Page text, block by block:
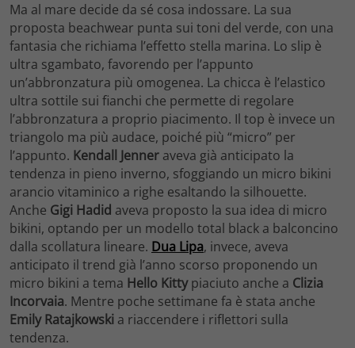
Ma al mare decide da sé cosa indossare. La sua
proposta beachwear punta sui toni del verde, con una
fantasia che richiama l’effetto stella marina. Lo slip è
ultra sgambato, favorendo per l’appunto
un’abbronzatura più omogenea. La chicca è l’elastico
ultra sottile sui fianchi che permette di regolare
l’abbronzatura a proprio piacimento. Il top è invece un
triangolo ma più audace, poiché più “micro” per
l’appunto. Kendall Jenner aveva già anticipato la
tendenza in pieno inverno, sfoggiando un micro bikini
arancio vitaminico a righe esaltando la silhouette.
Anche Gigi Hadid aveva proposto la sua idea di micro
bikini, optando per un modello total black a balconcino
dalla scollatura lineare. Dua Lipa, invece, aveva
anticipato il trend già l’anno scorso proponendo un
micro bikini a tema Hello Kittypiaciuto anche a Clizia
Incorvaia. Mentre poche settimane fa è stata anche
Emily Ratajkowski a riaccendere i riflettori sulla
tendenza.